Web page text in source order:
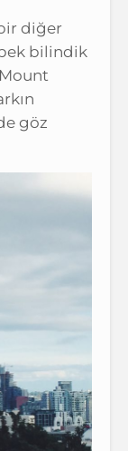
diğer
bilindik
Mount
göz